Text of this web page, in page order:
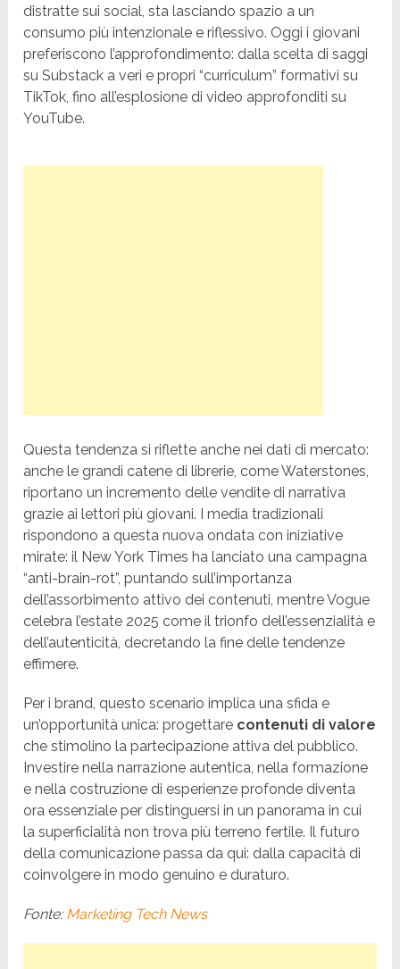
distratte sui social, sta lasciando spazio a un
consumo più intenzionale e riflessivo. Oggi i giovani
preferiscono l’approfondimento: dalla scelta di saggi
su Substack a veri e propri “curriculum” formativi su
TikTok, fino all’esplosione di video approfonditi su
YouTube.
Questa tendenza si riflette anche nei dati di mercato:
anche le grandi catene di librerie, come Waterstones,
riportano un incremento delle vendite di narrativa
grazie ai lettori più giovani. I media tradizionali
rispondono a questa nuova ondata con iniziative
mirate: il New York Times ha lanciato una campagna
“anti-brain-rot”, puntando sull’importanza
dell’assorbimento attivo dei contenuti, mentre Vogue
celebra l’estate 2025 come il trionfo dell’essenzialità e
dell’autenticità, decretando la fine delle tendenze
effimere.
Per i brand, questo scenario implica una sfida e
un’opportunità unica: progettare contenuti di valore
che stimolino la partecipazione attiva del pubblico.
Investire nella narrazione autentica, nella formazione
e nella costruzione di esperienze profonde diventa
ora essenziale per distinguersi in un panorama in cui
la superficialità non trova più terreno fertile. Il futuro
della comunicazione passa da qui: dalla capacità di
coinvolgere in modo genuino e duraturo.
Fonte: Marketing Tech News